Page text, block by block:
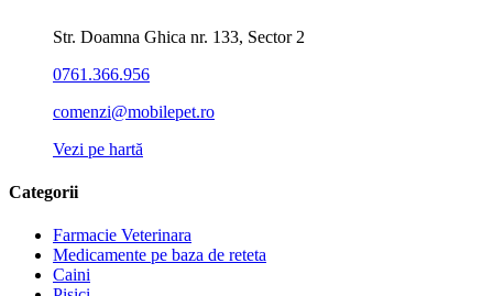
Str. Doamna Ghica nr. 133, Sector 2
0761.366.956
comenzi@mobilepet.ro
Vezi pe hartă
Categorii
Farmacie Veterinara
Medicamente pe baza de reteta
Caini